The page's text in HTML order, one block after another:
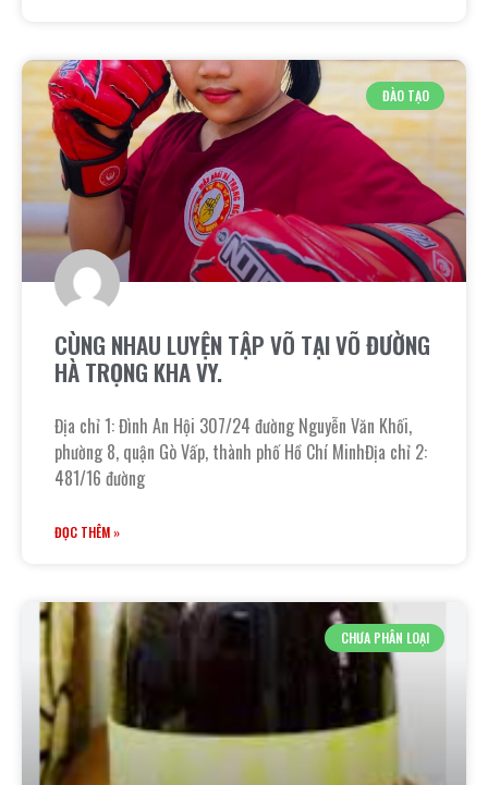
ĐÀO TẠO
CÙNG NHAU LUYỆN TẬP VÕ TẠI VÕ ĐƯỜNG
HÀ TRỌNG KHA VY.
Địa chỉ 1: Đình An Hội 307/24 đường Nguyễn Văn Khối,
phường 8, quận Gò Vấp, thành phố Hồ Chí MinhĐịa chỉ 2:
481/16 đường
ĐỌC THÊM »
CHƯA PHÂN LOẠI